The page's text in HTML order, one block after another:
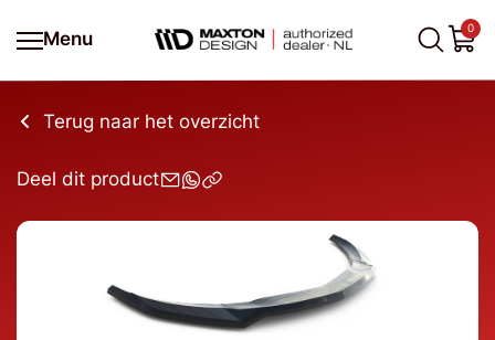
Menu
0
Terug naar het overzicht
Deel dit product